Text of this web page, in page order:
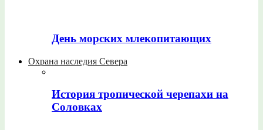
День морских млекопитающих
Охрана наследия Севера
История тропической черепахи на
Соловках